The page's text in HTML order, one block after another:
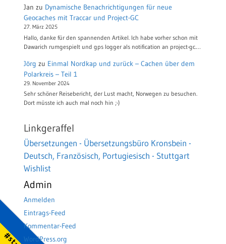
Jan zu Dynamische Benachrichtigungen für neue
Geocaches mit Traccar und Project-GC
27. März 2025
Hallo, danke für den spannenden Artikel. Ich habe vorher schon mit
Dawarich rumgespielt und gps logger als notification an project-gc.…
Jörg zu Einmal Nordkap und zurück – Cachen über dem
Polarkreis – Teil 1
29. November 2024
Sehr schöner Reisebericht, der Lust macht, Norwegen zu besuchen.
Dort müsste ich auch mal noch hin ;-)
Linkgeraffel
Übersetzungen - Übersetzungsbüro Kronsbein -
Deutsch, Französisch, Portugiesisch - Stuttgart
Wishlist
Admin
Anmelden
Eintrags-Feed
Kommentar-Feed
WordPress.org